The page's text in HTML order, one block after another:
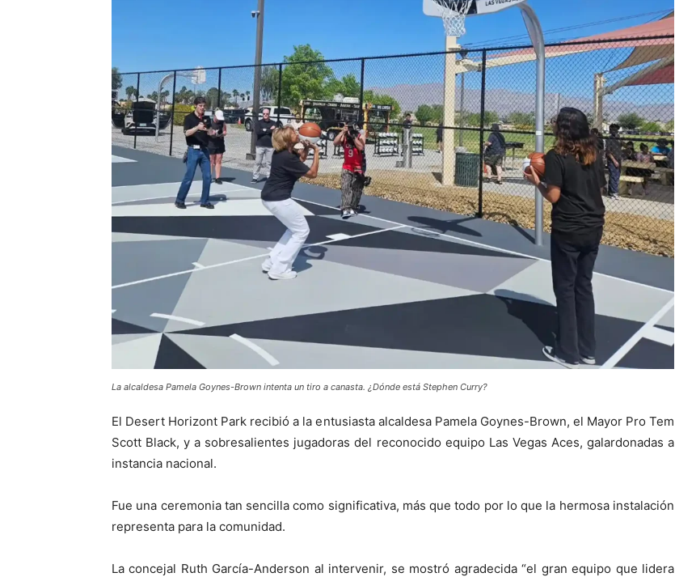
La alcaldesa Pamela Goynes-Brown intenta un tiro a canasta. ¿Dónde está Stephen Curry?
El Desert Horizont Park recibió a la entusiasta alcaldesa Pamela Goynes-Brown, el Mayor Pro Tem
Scott Black, y a sobresalientes jugadoras del reconocido equipo Las Vegas Aces, galardonadas a
instancia nacional.
Fue una ceremonia tan sencilla como significativa, más que todo por lo que la hermosa instalación
representa para la comunidad.
La concejal Ruth García-Anderson al intervenir, se mostró agradecida “el gran equipo que lidera